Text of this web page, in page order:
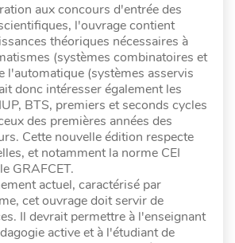
aux concours d'entrée des
l'ouvrage contient
théoriques nécessaires à
(systèmes combinatoires et
l'automatique (systèmes asservis
donc intéresser également les
BTS, premiers et seconds cycles
des premières années des
Cette nouvelle édition respecte
et notamment la norme CEI
GRAFCET.
actuel, caractérisé par
cet ouvrage doit servir de
Il devrait permettre à l'enseignant
active et à l'étudiant de